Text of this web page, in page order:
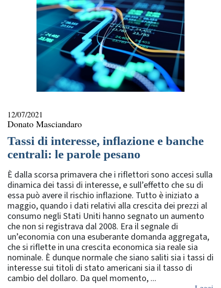
12/07/2021
Donato Masciandaro
Tassi di interesse, inflazione e banche
centrali: le parole pesano
È dalla scorsa primavera che i riflettori sono accesi sulla
dinamica dei tassi di interesse, e sull’effetto che su di
essa può avere il rischio inflazione. Tutto è iniziato a
maggio, quando i dati relativi alla crescita dei prezzi al
consumo negli Stati Uniti hanno segnato un aumento
che non si registrava dal 2008. Era il segnale di
un’economia con una esuberante domanda aggregata,
che si riflette in una crescita economica sia reale sia
nominale. È dunque normale che siano saliti sia i tassi di
interesse sui titoli di stato americani sia il tasso di
cambio del dollaro. Da quel momento, ...